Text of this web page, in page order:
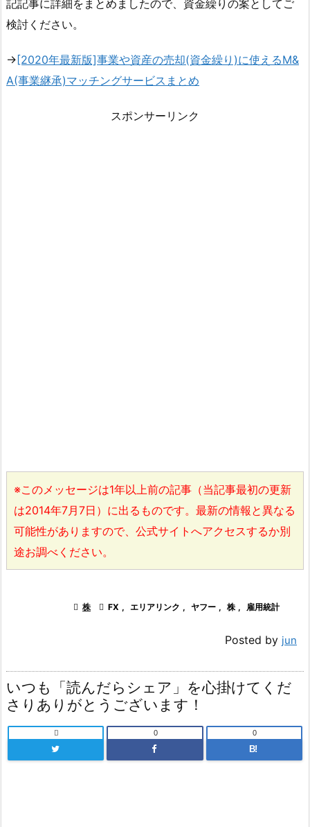
記記事に詳細をまとめましたので、資金繰りの案としてご
検討ください。
→[2020年最新版]事業や資産の売却(資金繰り)に使えるM&
A(事業継承)マッチングサービスまとめ
スポンサーリンク
※このメッセージは1年以上前の記事（当記事最初の更新
は2014年7月7日）に出るものです。最新の情報と異なる
可能性がありますので、公式サイトへアクセスするか別
途お調べください。
 株  FX , エリアリンク , ヤフー , 株 , 雇用統計
Posted by jun
いつも「読んだらシェア」を心掛けてくだ
さりありがとうございます！
 0
B!
0